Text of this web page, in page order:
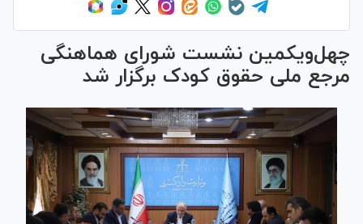
چهل‌‎ویکمین نشست شورای هماهنگی
مرجع ملی حقوق کودک برگزار شد